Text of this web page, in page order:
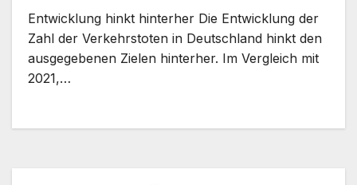
Entwicklung hinkt hinterher Die Entwicklung der
Zahl der Verkehrstoten in Deutschland hinkt den
ausgegebenen Zielen hinterher. Im Vergleich mit
2021,…